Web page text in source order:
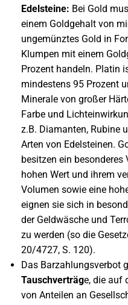
Edelsteine: Bei Gold
einem Goldgehalt von
ungemünztes Gold in
Klumpen mit einem
Prozent handeln. Platin
mindestens 95 Prozent
Minerale von großer
Farbe und
z.B. Diamanten, Rubine
Arten von Edelsteinen.
besitzen ein
hohen Wert und ihrem
Volumen sowie eine
eignen sie sich in
der Geldwäsche und
zu werden (so die
20/4727, S. 120).
Das Barzahlungsverbot
Tauschverträge, die auf
von Anteilen an